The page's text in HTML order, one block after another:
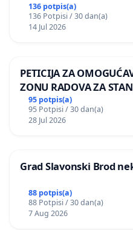
136 potpis(a)
136 Potpisi / 30 dan(a)
14 Jul 2026
PETICIJA ZA
ZONU RADOVA ZA
Kamensko i Lemić Brdo
95 potpis(a)
95 Potpisi / 30 dan(a)
28 Jul 2026
Grad Slavonski Brod
88 potpis(a)
88 Potpisi / 30 dan(a)
7 Aug 2026